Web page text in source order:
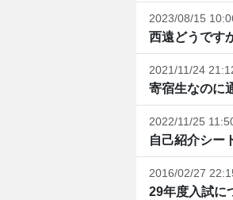
2023/08/15
西遠どうです
2021/11/24
寄宿生なのに
2022/11/25
自己紹介シー
2016/02/27
29年度入試に